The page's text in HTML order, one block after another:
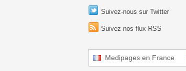
Suivez-nous sur Twitter
Suivez nos flux RSS
Medipages en France